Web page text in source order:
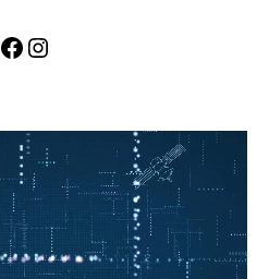
Facebook
Instagram